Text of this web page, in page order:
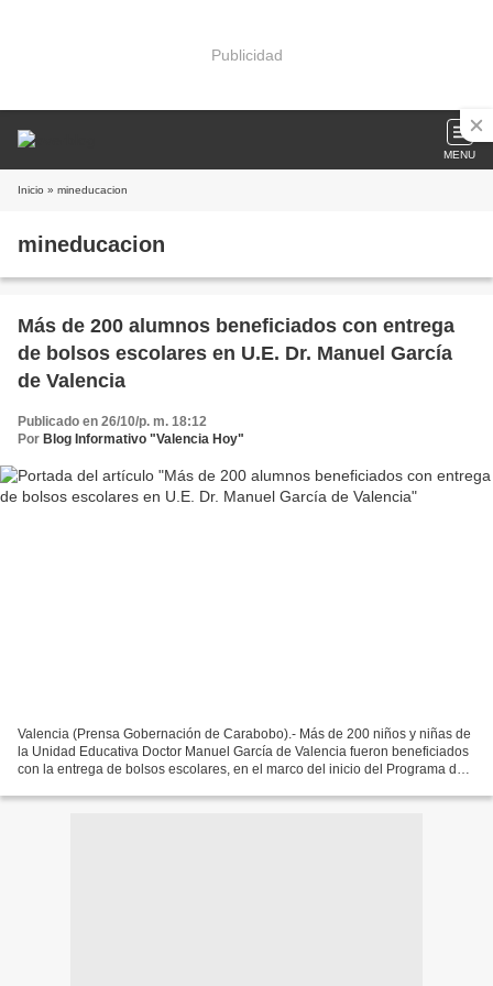
Publicidad
MENU
Inicio » mineducacion
mineducacion
Más de 200 alumnos beneficiados con entrega
de bolsos escolares en U.E. Dr. Manuel García
de Valencia
Publicado en 26/10/p. m. 18:12
Por Blog Informativo "Valencia Hoy"
Valencia (Prensa Gobernación de Carabobo).- Más de 200 niños y niñas de
la Unidad Educativa Doctor Manuel García de Valencia fueron beneficiados
con la entrega de bolsos escolares, en el marco del inicio del Programa de